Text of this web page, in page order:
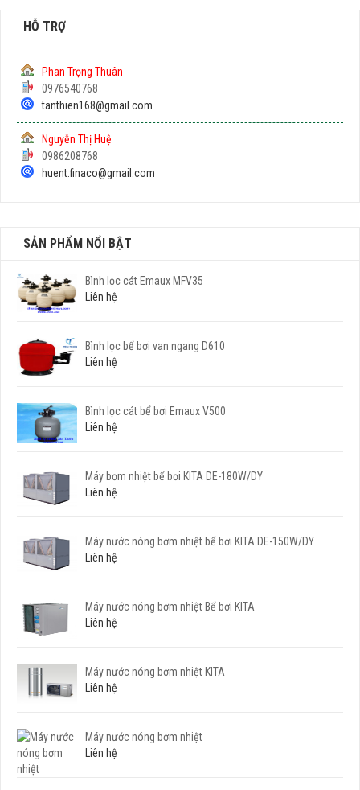
HỖ TRỢ
Phan Trọng Thuân
0976540768
tanthien168@gmail.com
Nguyễn Thị Huệ
0986208768
huent.finaco@gmail.com
SẢN PHẨM NỔI BẬT
Bình lọc cát Emaux MFV35
Liên hệ
Bình lọc bể bơi van ngang D610
Liên hệ
Bình lọc cát bể bơi Emaux V500
Liên hệ
Máy bơm nhiệt bể bơi KITA DE-180W/DY
Liên hệ
Máy nước nóng bơm nhiệt bể bơi KITA DE-150W/DY
Liên hệ
Máy nước nóng bơm nhiệt Bể bơi KITA
Liên hệ
Máy nước nóng bơm nhiệt KITA
Liên hệ
Máy nước nóng bơm nhiệt
Liên hệ